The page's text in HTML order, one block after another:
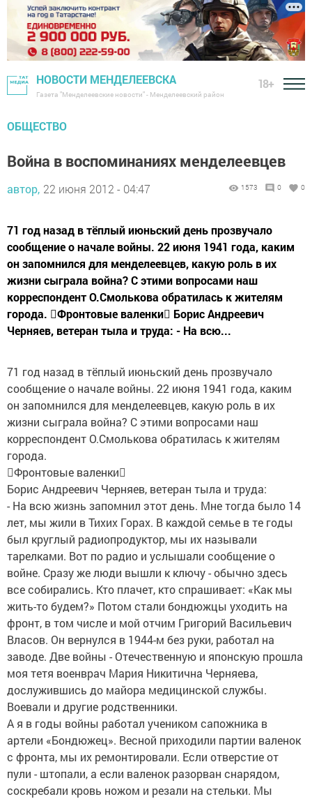
НОВОСТИ МЕНДЕЛЕЕВСКА
Газета "Менделеевские новости" - Менделеевский район
18+
ОБЩЕСТВО
Война в воспоминаниях менделеевцев
автор, 22 июня 2012 - 04:47 1573 0 0
71 год назад в тёплый июньский день прозвучало
сообщение о начале войны. 22 июня 1941 года, каким
он запомнился для менделеевцев, какую роль в их
жизни сыграла война? С этими вопросами наш
корреспондент О.Смолькова обратилась к жителям
города. Фронтовые валенки Борис Андреевич
Черняев, ветеран тыла и труда: - На всю...
71 год назад в тёплый июньский день прозвучало
сообщение о начале войны. 22 июня 1941 года, каким
он запомнился для менделеевцев, какую роль в их
жизни сыграла война? С этими вопросами наш
корреспондент О.Смолькова обратилась к жителям
города.
Фронтовые валенки
Борис Андреевич Черняев, ветеран тыла и труда:
- На всю жизнь запомнил этот день. Мне тогда было 14
лет, мы жили в Тихих Горах. В каждой семье в те годы
был круглый радиопродуктор, мы их называли
тарелками. Вот по радио и услышали сообщение о
войне. Сразу же люди вышли к ключу - обычно здесь
все собирались. Кто плачет, кто спрашивает: «Как мы
жить-то будем?» Потом стали бондюжцы уходить на
фронт, в том числе и мой отчим Григорий Васильевич
Власов. Он вернулся в 1944-м без руки, работал на
заводе. Две войны - Отечественную и японскую прошла
моя тетя военврач Мария Никитична Черняева,
дослужившись до майора медицинской службы.
Воевали и другие родственники.
А я в годы войны работал учеником сапожника в
артели «Бондюжец». Весной приходили партии валенок
с фронта, мы их ремонтировали. Если отверстие от
пули - штопали, а если валенок разорван снарядом,
соскребали кровь ножом и резали на стельки. Мы